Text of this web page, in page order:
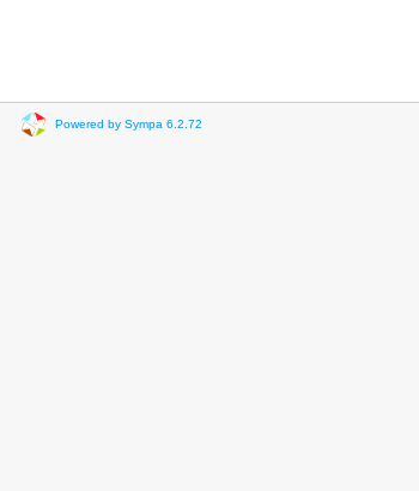
Powered by Sympa 6.2.72